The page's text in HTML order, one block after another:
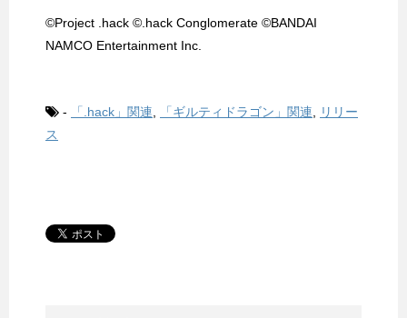
©Project .hack ©.hack Conglomerate ©BANDAI
NAMCO Entertainment Inc.
- 「.hack」関連 「ギルティドラゴン」関連
リリー
ス